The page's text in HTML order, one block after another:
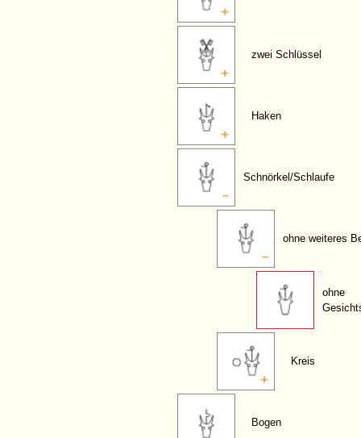
zwei Schlüssel
Haken
Schnörkel/Schlaufe
ohne weiteres
ohne
Kreis
Bogen